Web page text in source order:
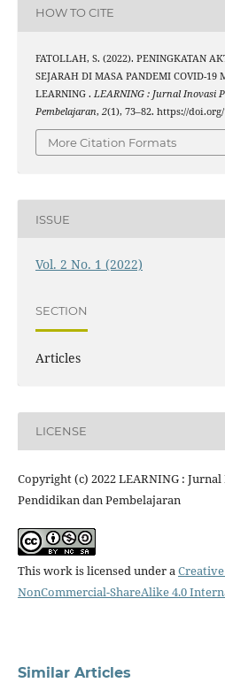
HOW TO CITE
FATOLLAH, S. (2022). PENINGKATAN
SEJARAH DI MASA PANDEMI COVID-19
LEARNING . LEARNING : Jurnal Inovasi
Pembelajaran, 2(1), 73–82. https://
More Citation Formats
ISSUE
Vol. 2 No. 1 (2022)
SECTION
Articles
LICENSE
Copyright (c) 2022 LEARNING :
Pendidikan dan Pembelajaran
This work is licensed under a
NonCommercial-ShareAlike 4.0
Similar Articles